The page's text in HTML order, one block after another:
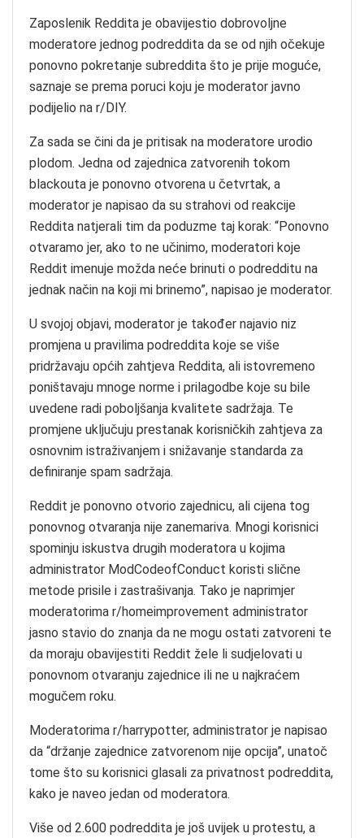
Zaposlenik Reddita je obavijestio dobrovoljne
moderatore jednog podreddita da se od njih očekuje
ponovno pokretanje subreddita što je prije moguće,
saznaje se prema poruci koju je moderator javno
podijelio na r/DIY.
Za sada se čini da je pritisak na moderatore urodio
plodom. Jedna od zajednica zatvorenih tokom
blackouta je ponovno otvorena u četvrtak, a
moderator je napisao da su strahovi od reakcije
Reddita natjerali tim da poduzme taj korak: “Ponovno
otvaramo jer, ako to ne učinimo, moderatori koje
Reddit imenuje možda neće brinuti o podredditu na
jednak način na koji mi brinemo”, napisao je moderator.
U svojoj objavi, moderator je također najavio niz
promjena u pravilima podreddita koje se više
pridržavaju općih zahtjeva Reddita, ali istovremeno
poništavaju mnoge norme i prilagodbe koje su bile
uvedene radi poboljšanja kvalitete sadržaja. Te
promjene uključuju prestanak korisničkih zahtjeva za
osnovnim istraživanjem i snižavanje standarda za
definiranje spam sadržaja.
Reddit je ponovno otvorio zajednicu, ali cijena tog
ponovnog otvaranja nije zanemariva. Mnogi korisnici
spominju iskustva drugih moderatora u kojima
administrator ModCodeofConduct koristi slične
metode prisile i zastrašivanja. Tako je naprimjer
moderatorima r/homeimprovement administrator
jasno stavio do znanja da ne mogu ostati zatvoreni te
da moraju obavijestiti Reddit žele li sudjelovati u
ponovnom otvaranju zajednice ili ne u najkraćem
mogučem roku.
Moderatorima r/harrypotter, administrator je napisao
da “držanje zajednice zatvorenom nije opcija”, unatoč
tome što su korisnici glasali za privatnost podreddita,
kako je naveo jedan od moderatora.
Više od 2.600 podreddita je još uvijek u protestu, a